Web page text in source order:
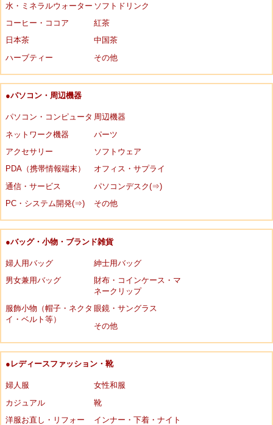
水・ミネラルウォーター ソフトドリンク
コーヒー・ココア
紅茶
日本茶
中国茶
ハーブティー
その他
●パソコン・周辺機器
パソコン・コンピュータ 周辺機器
ネットワーク機器
パーツ
アクセサリー
ソフトウェア
PDA（携帯情報端末）
オフィス・サプライ
通信・サービス
パソコンデスク(⇒)
PC・システム開発(⇒)
その他
●バッグ・小物・ブランド雑貨
婦人用バッグ
紳士用バッグ
男女兼用バッグ
財布・コインケース・マ
ネークリップ
服飾小物（帽子・ネクタ
イ・ベルト等）
眼鏡・サングラス
その他
●レディースファッション・靴
婦人服
女性和服
カジュアル
靴
洋服お直し・リフォー
インナー・下着・ナイト